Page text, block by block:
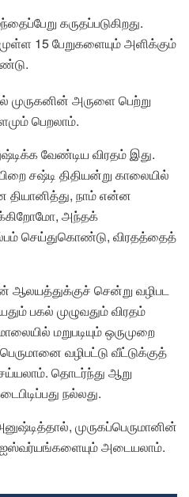
கருதப்படுகிறது.
15 பேறுகளையும் அளிக்கும்
முருகனின் அருளை பெற்று
பெறலாம்.
வேண்டிய விரதம் இது.
சஷ்டி திதியன்று காலையில்
தியானித்து, நாம் என்ன
அந்தக்
செய்துகொண்டு, விரதத்தைத்
ஆலயத்துக்குச் சென்று வழிபட
பகல் முழுவதும் விரதம்
மறுபடியும் ஒருமுறை
வழிபட்டு வீட்டுக்குத்
தொடர்ந்து ஆறு
நல்லது.
முருகப்பெருமானின்
அடையலாம்.